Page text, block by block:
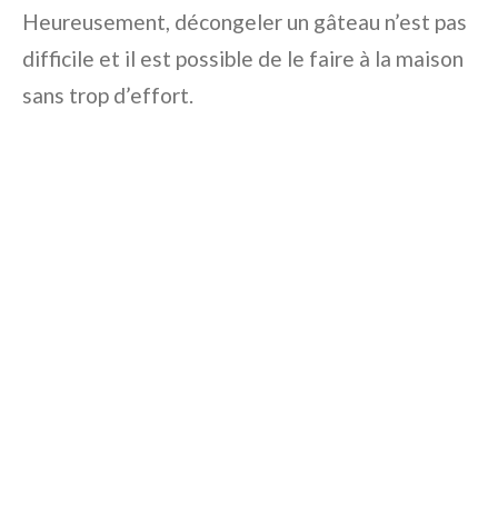
Heureusement, décongeler un gâteau n’est pas
difficile et il est possible de le faire à la maison
sans trop d’effort.